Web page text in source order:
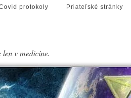
protokoly Priateľské stránky
v medicíne.